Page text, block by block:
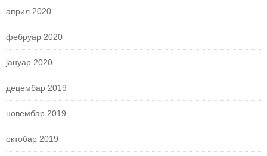
април 2020
фебруар 2020
јануар 2020
децембар 2019
новембар 2019
октобар 2019